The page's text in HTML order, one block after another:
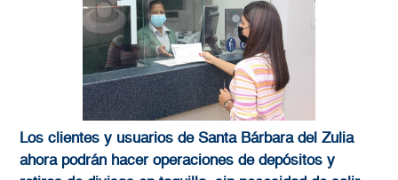
Los clientes y usuarios de Santa Bárbara del Zulia
ahora podrán hacer operaciones de depósitos y